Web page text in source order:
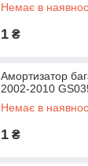
Немає в
1 ₴
Амортизатор
2002-2010
Немає в
1 ₴